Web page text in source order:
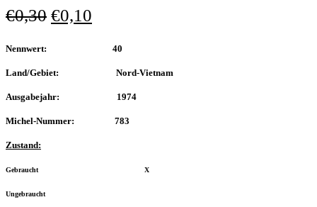
€0,30 €0,10
Nennwert: 40
Land/Gebiet: Nord-Vietnam
Ausgabejahr: 1974
Michel-Nummer: 783
Zustand:
Gebraucht X
Ungebraucht